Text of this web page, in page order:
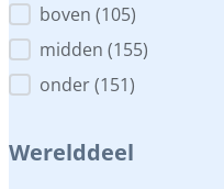
Plaats in het aquarium
boven (105)
midden (155)
onder(151)
Werelddeel